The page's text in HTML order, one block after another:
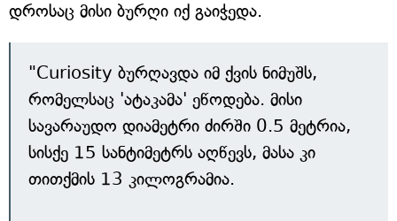
დროსაც მისი ბურღი იქ გაიჭედა.
"Curiosity ბურღავდა იმ ქვის ნიმუშს,
რომელსაც 'ატაკამა' ეწოდება. მისი
სავარაუდო დიამეტრი ძირში 0.5 მეტრია,
სისქე 15 სანტიმეტრს აღწევს, მასა კი
თითქმის 13 კილოგრამია.